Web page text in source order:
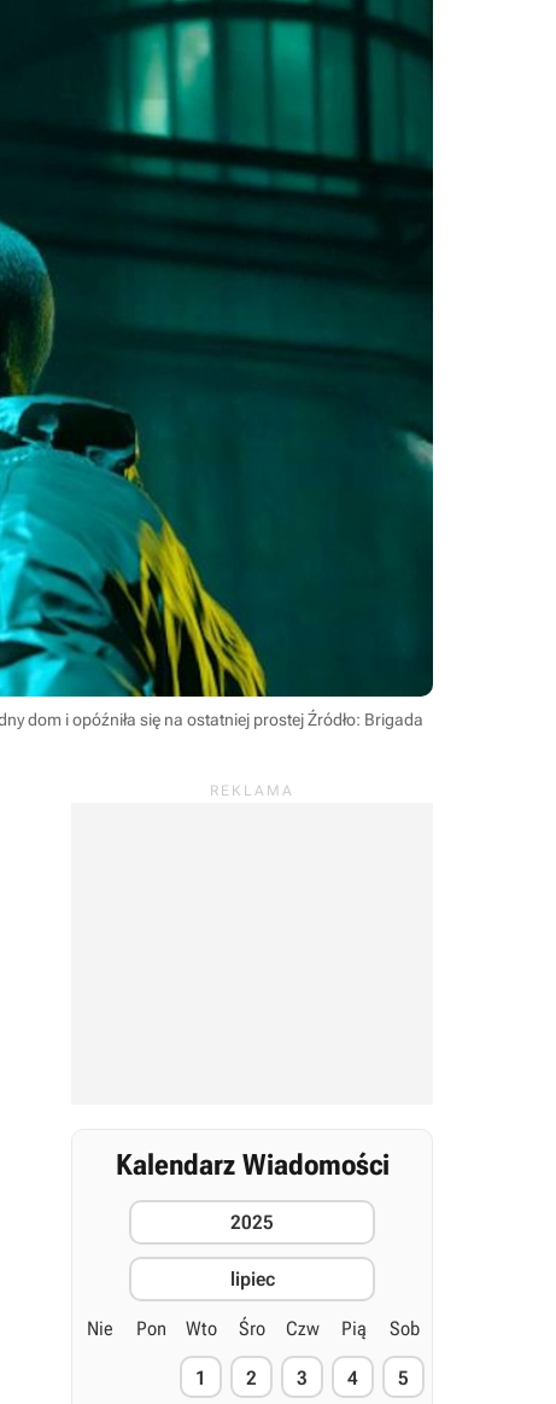
dom i opóźniła się na ostatniej prostejŹródło: Brigada
Kalendarz Wiadomości
2025
lipiec
Nie Pon Wto Śro Czw Pią Sob
1 2 3 4 5